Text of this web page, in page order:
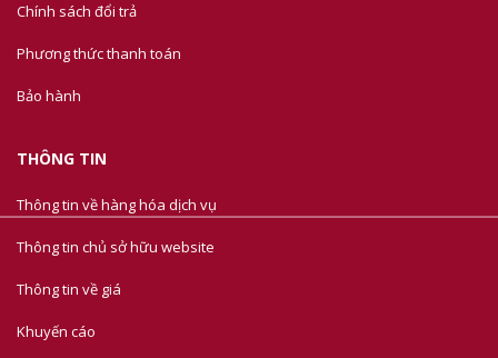
Chính sách đổi trả
Phương thức thanh toán
Bảo hành
THÔNG TIN
Thông tin về hàng hóa dịch vụ
Thông tin chủ sở hữu website
Thông tin về giá
Khuyến cáo